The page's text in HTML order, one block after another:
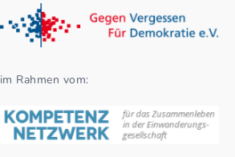
im Rahmen vom: